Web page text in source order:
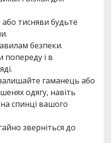
тисняви будьте
безпеки.
попереду і в
гаманець або
одягу, навіть
спинці вашого
зверніться до